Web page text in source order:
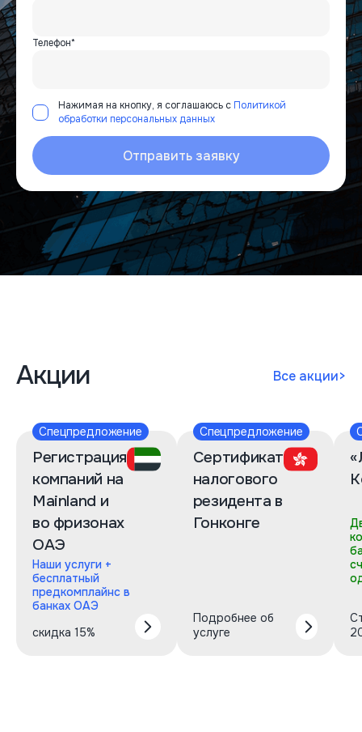
Телефон*
Нажимая на кнопку, я соглашаюсь с Политикой
обработки персональных данных
Отправить заявку
Акции Все акции>
Спецпредложение
Регистрация
компаний на
Mainland и
во фризонах
ОАЭ
Наши услуги +
бесплатный
предкомплайнс в
банках ОАЭ
скидка 15%
Спецпредложение
Сертификат
налогового
резидента в
Гонконге
Подробнее об
услуге